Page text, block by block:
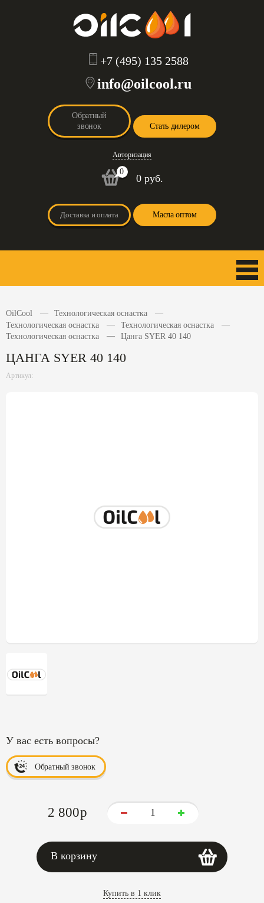
+7 (495) 135 2588
info@oilcool.ru
Обратный
звонок
Стать дилером
Авторизация
0
0 руб.
Доставка и оплата Масла оптом
OilCool
Технологическая оснастка
Технологическая оснастка
Технологическая оснастка
Технологическая оснастка
Цанга SYER 40 140
ЦАНГА SYER 40 140
Артикул:
У вас есть вопросы?
Обратный звонок
2 800p
В корзину
Купить в 1 клик